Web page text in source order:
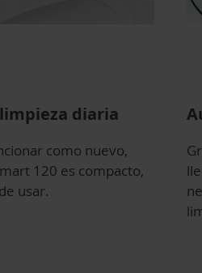
diaria
como nuevo,
120 es compacto,
usar.